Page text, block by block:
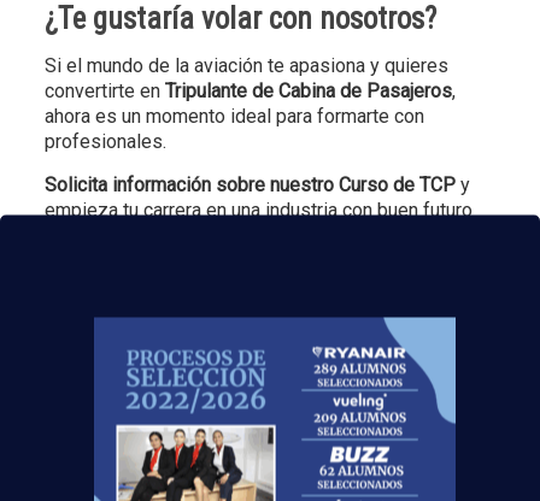
¿Te gustaría volar con nosotros?
Si el mundo de la aviación te apasiona y quieres
convertirte en Tripulante de Cabina de Pasajeros,
ahora es un momento ideal para formarte con
profesionales.
Solicita información sobre nuestro Curso de TCPy
empieza tu carrera en una industria con buen futuro
+8000 alumnos ya trabajando
Título oficial en pocos meses
Financiación a 0% interés
Prácticas en simulador de avión a escala real